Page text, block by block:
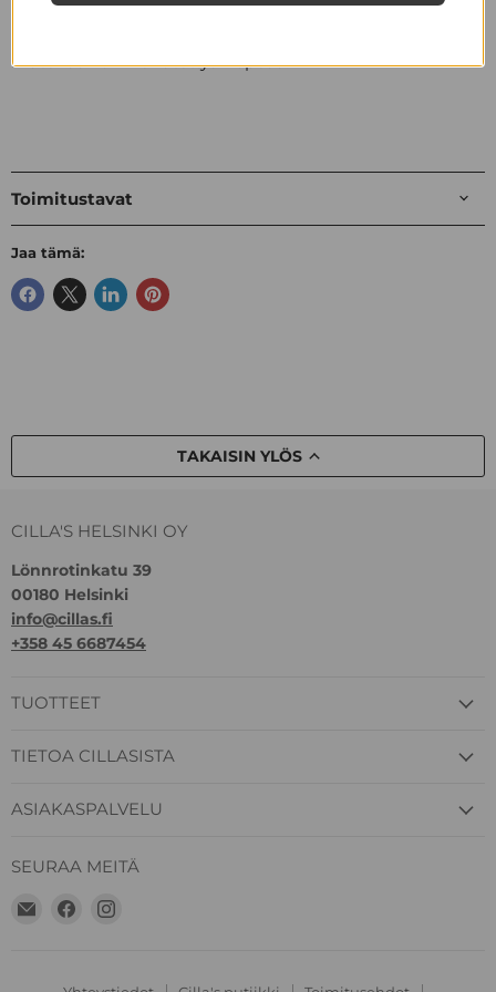
materiaali on kierrätettyä hopeaa.
Toimitustavat
Jaa tämä:
TAKAISIN YLÖS
CILLA'S HELSINKI OY
Lönnrotinkatu 39
00180 Helsinki
info@cillas.fi
+358 45 6687454
TUOTTEET
TIETOA CILLASISTA
ASIAKASPALVELU
SEURAA MEITÄ
Löydä
Löydä